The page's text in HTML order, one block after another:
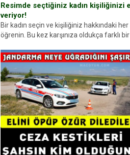
Resimde seçtiğiniz kadın kişiliğinizi
veriyor!
Bir kadın seçin ve kişiliğiniz hakkındaki her
öğrenin. Bu kez karşınıza oldukça farklı bir
kadın figürlerinden dikkatinizi en...